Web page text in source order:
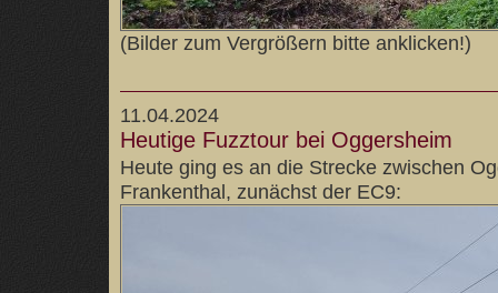
(Bilder zum Vergrößern bitte anklicken!)
11.04.2024
Heutige Fuzztour bei Oggersheim
Heute ging es an die Strecke zwischen
Frankenthal, zunächst der EC9: